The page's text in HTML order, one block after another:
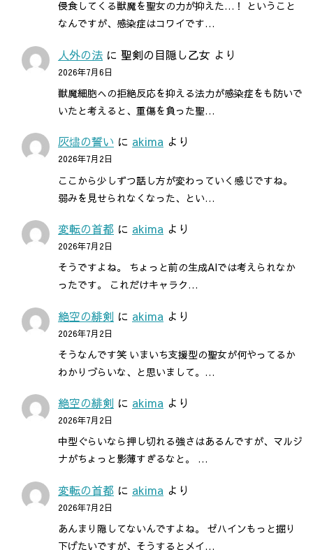
侵食してくる獣魔を聖女の力が抑えた…！ ということ
なんですが、感染症はコワイです…
人外の法 に 聖剣の目隠し乙女 より
2026年7月6日
獣魔細胞への拒絶反応を抑える法力が感染症をも防いで
いたと考えると、重傷を負った聖…
灰燼の誓い に akima より
2026年7月2日
ここから少しずつ話し方が変わっていく感じですね。
弱みを見せられなくなった、とい…
変転の首都 に akima より
2026年7月2日
そうですよね。 ちょっと前の生成AIでは考えられなか
ったです。 これだけキャラク…
絶空の緋剣 に akima より
2026年7月2日
そうなんです笑 いまいち支援型の聖女が何やってるか
わかりづらいな、と思いまして。…
絶空の緋剣 に akima より
2026年7月2日
中型ぐらいなら押し切れる強さはあるんですが、マルジ
ナがちょっと影薄すぎるなと。 …
変転の首都 に akima より
2026年7月2日
あんまり隠してないんですよね。 ゼハインもっと掘り
下げたいですが、そうするとメイ…